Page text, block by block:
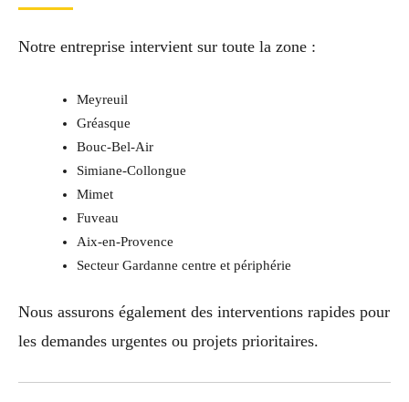
Notre entreprise intervient sur toute la zone :
Meyreuil
Gréasque
Bouc-Bel-Air
Simiane-Collongue
Mimet
Fuveau
Aix-en-Provence
Secteur Gardanne centre et périphérie
Nous assurons également des interventions rapides pour
les demandes urgentes ou projets prioritaires.